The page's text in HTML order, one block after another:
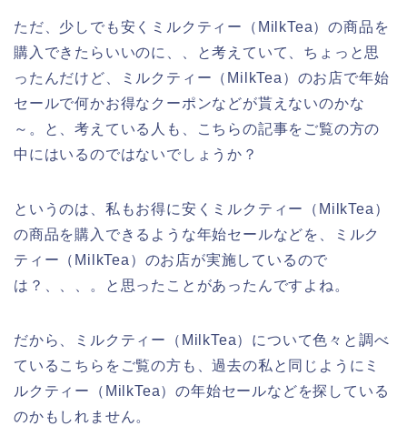
ただ、少しでも安くミルクティー（MilkTea）の商品を
購入できたらいいのに、、と考えていて、ちょっと思
ったんだけど、ミルクティー（MilkTea）のお店で年始
セールで何かお得なクーポンなどが貰えないのかな
～。と、考えている人も、こちらの記事をご覧の方の
中にはいるのではないでしょうか？
というのは、私もお得に安くミルクティー（MilkTea）
の商品を購入できるような年始セールなどを、ミルク
ティー（MilkTea）のお店が実施しているので
は？、、、。と思ったことがあったんですよね。
だから、ミルクティー（MilkTea）について色々と調べ
ているこちらをご覧の方も、過去の私と同じようにミ
ルクティー（MilkTea）の年始セールなどを探している
のかもしれません。